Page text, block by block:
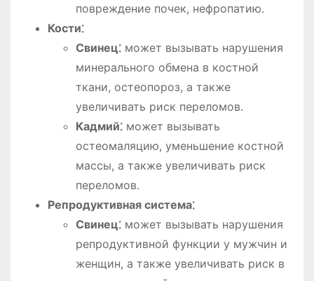
повреждение почек, нефропатию․
Кости⁚
Свинец⁚может вызывать нарушения
минерального обмена в костной
ткани, остеопороз, а также
увеличивать риск переломов․
Кадмий⁚может вызывать
остеомаляцию, уменьшение костной
массы, а также увеличивать риск
переломов․
Репродуктивная система⁚
Свинец⁚может вызывать нарушения
репродуктивной функции у мужчин и
женщин, а также увеличивать риск в